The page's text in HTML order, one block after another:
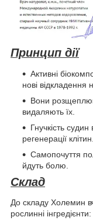
Принцип дії
Активні
нові відкладення
Вони
видаляють їх.
Гнучкість
регенерації клітин.
Самопочуття
йдуть болю.
Склад
До складу Холемин
рослинні інгредієнти: